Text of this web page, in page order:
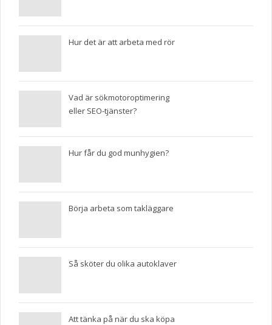
Hur det är att arbeta med rör
Vad är sökmotoroptimering
eller SEO-tjänster?
Hur får du god munhygien?
Börja arbeta som takläggare
Så sköter du olika autoklaver
Att tänka på när du ska köpa